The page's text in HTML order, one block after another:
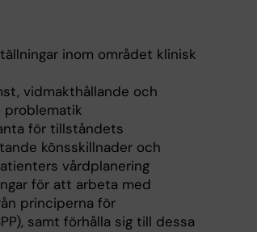
inom området klinisk
vidmakthållande och
problematik
för tillståndets
könsskillnader och
vårdplanering
för att arbeta med
principerna för
samt förhålla sig till dessa